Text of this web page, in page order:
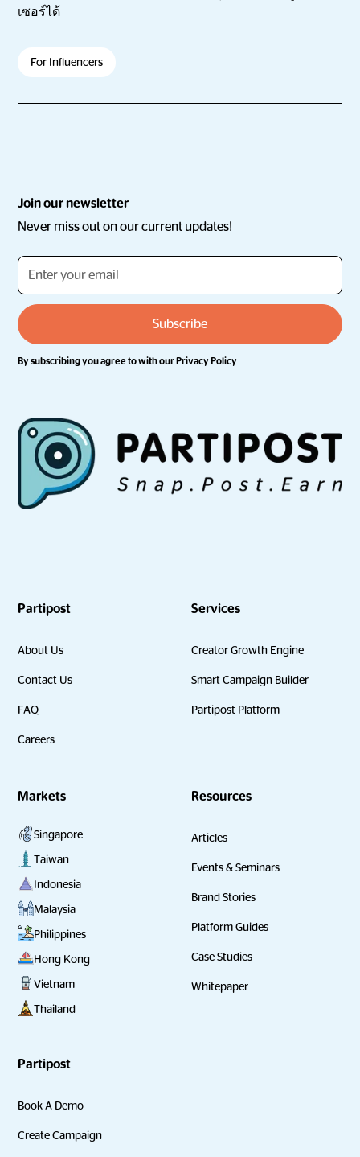
เซอร์ได้
For Influencers
Join our newsletter
Never miss out on our current updates!
By subscribing you agree to with ourPrivacy Policy
Partipost
About Us
Contact Us
FAQ
Careers
Services
Creator Growth Engine
Smart Campaign Builder
Partipost Platform
Markets
Singapore
Taiwan
Indonesia
Malaysia
Philippines
Hong Kong
Vietnam
Thailand
Resources
Articles
Events & Seminars
Brand Stories
Platform Guides
Case Studies
Whitepaper
Partipost
Book A Demo
Create Campaign